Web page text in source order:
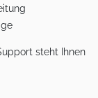
steht Ihnen